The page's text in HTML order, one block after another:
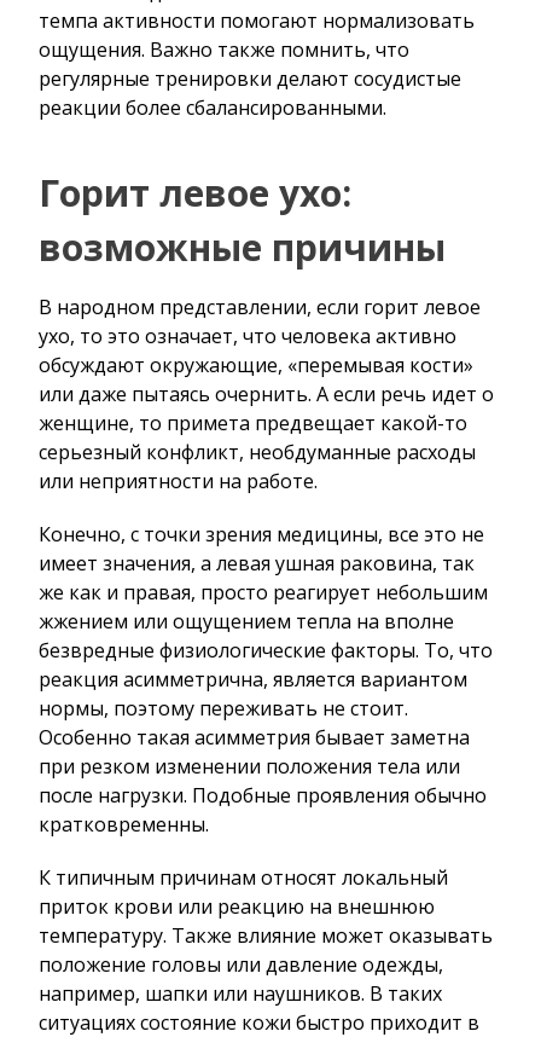
темпа активности помогают нормализовать
ощущения. Важно также помнить, что
регулярные тренировки делают сосудистые
реакции более сбалансированными.
Горит левое ухо:
возможные причины
В народном представлении, если горит левое
ухо, то это означает, что человека активно
обсуждают окружающие, «перемывая кости»
или даже пытаясь очернить. А если речь идет о
женщине, то примета предвещает какой-то
серьезный конфликт, необдуманные расходы
или неприятности на работе.
Конечно, с точки зрения медицины, все это не
имеет значения, а левая ушная раковина, так
же как и правая, просто реагирует небольшим
жжением или ощущением тепла на вполне
безвредные физиологические факторы. То, что
реакция асимметрична, является вариантом
нормы, поэтому переживать не стоит.
Особенно такая асимметрия бывает заметна
при резком изменении положения тела или
после нагрузки. Подобные проявления обычно
кратковременны.
К типичным причинам относят локальный
приток крови или реакцию на внешнюю
температуру. Также влияние может оказывать
положение головы или давление одежды,
например, шапки или наушников. В таких
ситуациях состояние кожи быстро приходит в